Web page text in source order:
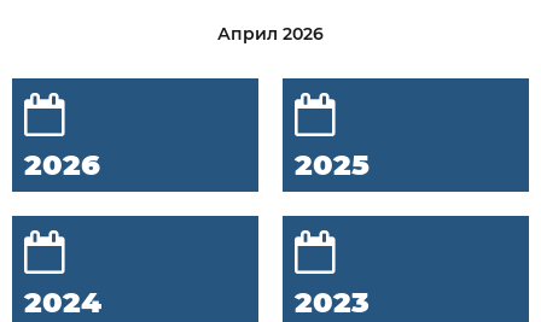
Април 2026
2026 2025
2024 2023